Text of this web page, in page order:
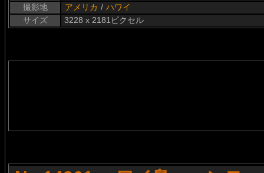
撮影地
アメリカ / ハワイ
サイズ
3228 x 2181ピクセル